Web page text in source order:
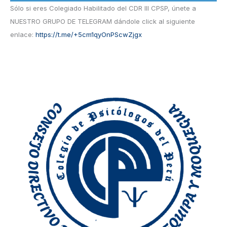
Sólo si eres Colegiado Habilitado del CDR III CPSP, únete a
NUESTRO GRUPO DE TELEGRAM dándole click al siguiente
enlace:https://t.me/+5cm1qyOnPScwZjgx